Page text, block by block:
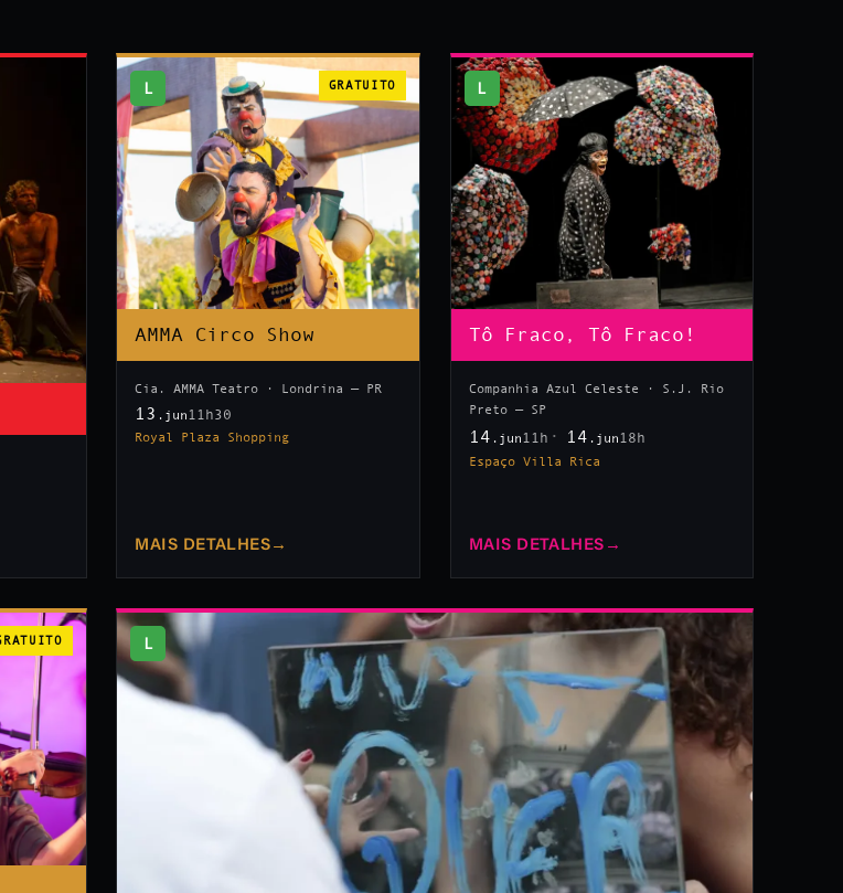
L GRATUITO
AMMA Circo Show
Cia. AMMA Teatro · Londrina — PR
13 .jun11h30
Royal Plaza Shopping
MAIS DETALHES →
L
Tô Fraco, Tô Fraco!
Companhia Azul Celeste · S.J. Rio
Preto — SP
14 .jun11h 14 .jun18h
Espaço Villa Rica
MAIS DETALHES →
L